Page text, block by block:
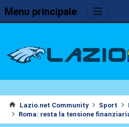
Menu principale
Lazio.net Community Sport
Roma: resta la tensione